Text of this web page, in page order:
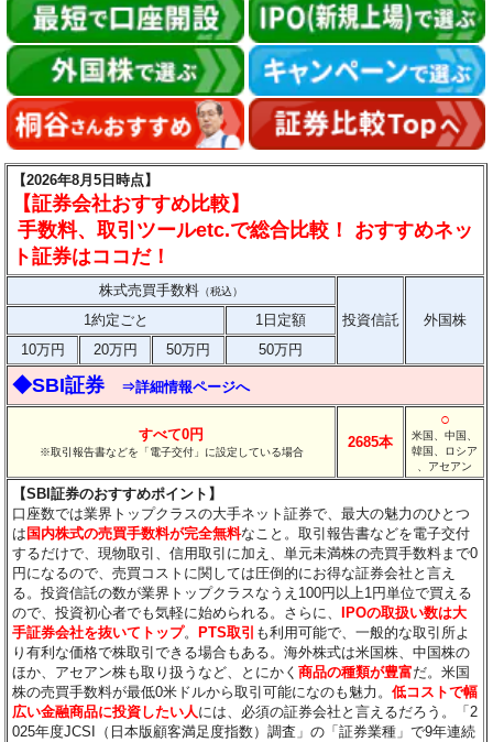
【2026年8月5日時点】
【証券会社おすすめ比較】
手数料、取引ツールetc.で総合比較！ おすすめネッ
ト証券はココだ！
株式売買手数料 （税込）
投資信託 外国株
1約定ごと
1日定額
10万円
20万円 50万円 50万円
◆SBI証券 ⇒詳細情報ページへ
すべて0円
※取引報告書などを「電子交付」に設定している場合
2685本
○
米国、中国、
韓国、ロシア
、アセアン
【SBI証券のおすすめポイント】
口座数では業界トップクラスの大手ネット証券で、最大の魅力のひとつ
は 国内株式の売買手数料が完全無料なこと。取引報告書などを電子交付
するだけで、現物取引、信用取引に加え、単元未満株の売買手数料まで0
円になるので、売買コストに関しては圧倒的にお得な証券会社と言え
る。投資信託の数が業界トップクラスなうえ100円以上1円単位で買える
ので、投資初心者でも気軽に始められる。さらに、
IPOの取扱い数は大
手証券会社を抜いてトップ。 PTS取引 も利用可能で、一般的な取引所よ
り有利な価格で株取引できる場合もある。海外株式は米国株、中国株の
ほか、アセアン株も取り扱うなど、とにかく商品の種類が豊富だ。米国
株の売買手数料が最低0米ドルから取引可能になのも魅力。低コストで幅
広い金融商品に投資したい人には、必須の証券会社と言えるだろう。「2
025年度JCSI（日本版顧客満足度指数）調査」の「証券業種」で9年連続